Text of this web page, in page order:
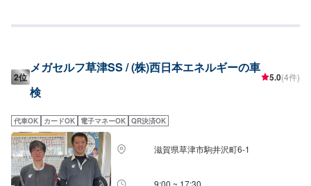
2位
メガセルフ草津SS / (株)西日本エネルギーの車
検
5.0(4件)
代車OK カードOK 電子マネーOK QR決済OK
滋賀県草津市駒井沢町6-1